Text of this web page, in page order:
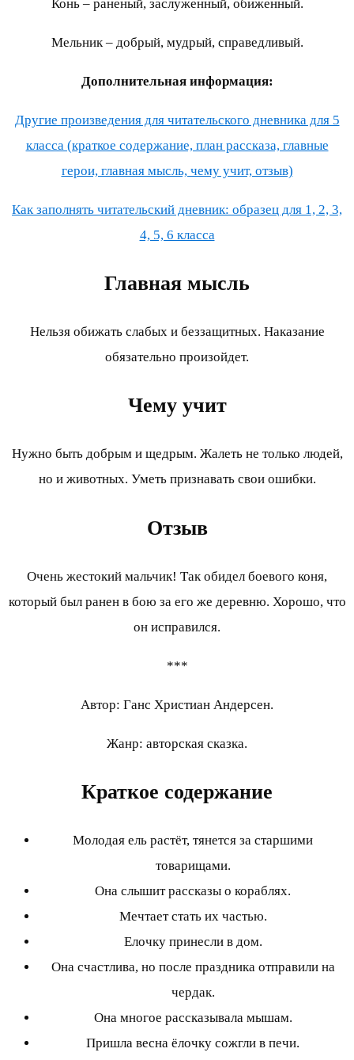
Конь – раненый, заслуженный, обиженный.
Мельник – добрый, мудрый, справедливый.
Дополнительная информация:
Другие произведения для читательского дневника для 5
класса (краткое содержание, план рассказа, главные
герои, главная мысль, чему учит, отзыв)
Как заполнять читательский дневник: образец для 1, 2, 3,
4, 5, 6 класса
Главная мысль
Нельзя обижать слабых и беззащитных. Наказание
обязательно произойдет.
Чему учит
Нужно быть добрым и щедрым. Жалеть не только людей,
но и животных. Уметь признавать свои ошибки.
Отзыв
Очень жестокий мальчик! Так обидел боевого коня,
который был ранен в бою за его же деревню. Хорошо, что
он исправился.
***
Автор: Ганс Христиан Андерсен.
Жанр: авторская сказка.
Краткое содержание
Молодая ель растёт, тянется за старшими
товарищами.
Она слышит рассказы о кораблях.
Мечтает стать их частью.
Елочку принесли в дом.
Она счастлива, но после праздника отправили на
чердак.
Она многое рассказывала мышам.
Пришла весна ёлочку сожгли в печи.